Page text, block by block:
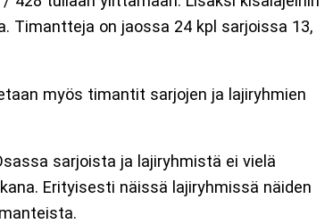
Timantteja on jaossa 24 kpl sarjoissa 13,
myös timantit sarjojen ja lajiryhmien
sarjoista ja lajiryhmistä ei vielä
Erityisesti näissä lajiryhmissä näiden